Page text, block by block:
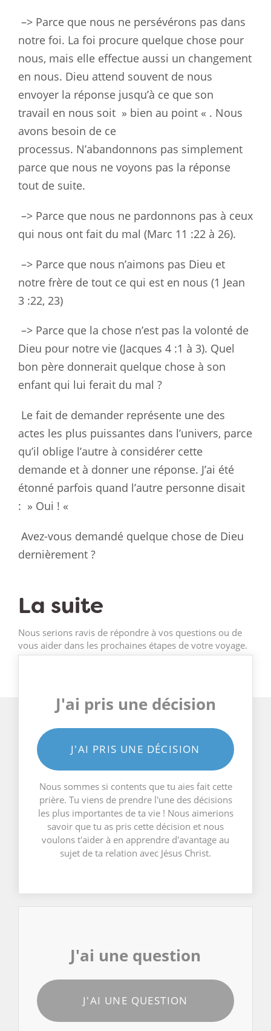
–> Parce que nous ne persévérons pas dans
notre foi. La foi procure quelque chose pour
nous, mais elle effectue aussi un changement
en nous. Dieu attend souvent de nous
envoyer la réponse jusqu’à ce que son
travail en nous soit » bien au point « . Nous
avons besoin de ce
processus. N’abandonnons pas simplement
parce que nous ne voyons pas la réponse
tout de suite.
–> Parce que nous ne pardonnons pas à ceux
qui nous ont fait du mal (Marc 11 :22 à 26).
–> Parce que nous n’aimons pas Dieu et
notre frère de tout ce qui est en nous (1 Jean
3 :22, 23)
–> Parce que la chose n’est pas la volonté de
Dieu pour notre vie (Jacques 4 :1 à 3). Quel
bon père donnerait quelque chose à son
enfant qui lui ferait du mal ?
Le fait de demander représente une des
actes les plus puissantes dans l’univers, parce
qu’il oblige l’autre à considérer cette
demande et à donner une réponse. J’ai été
étonné parfois quand l’autre personne disait
: » Oui ! «
Avez-vous demandé quelque chose de Dieu
dernièrement ?
La suite
Nous serions ravis de répondre à vos questions ou de
vous aider dans les prochaines étapes de votre voyage.
J'ai pris une décision
J'AI PRIS UNE DÉCISION
Nous sommes si contents que tu aies fait cette
prière. Tu viens de prendre l'une des décisions
les plus importantes de ta vie ! Nous aimerions
savoir que tu as pris cette décision et nous
voulons t'aider à en apprendre d'avantage au
sujet de ta relation avec Jésus Christ.
J'ai une question
J'AI UNE QUESTION